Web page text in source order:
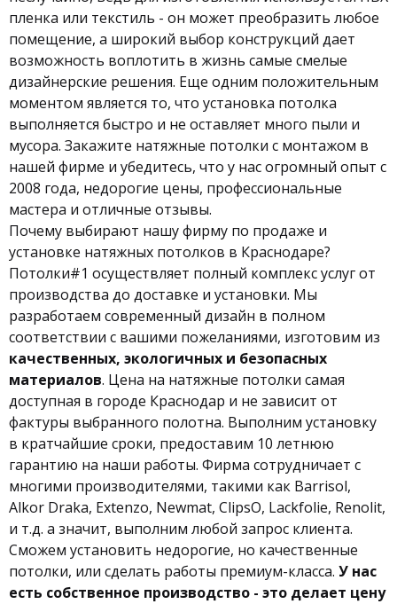
пленка или текстиль - он может преобразить любое
помещение, а широкий выбор конструкций дает
возможность воплотить в жизнь самые смелые
дизайнерские решения. Еще одним положительным
моментом является то, что установка потолка
выполняется быстро и не оставляет много пыли и
мусора. Закажите натяжные потолки с монтажом в
нашей фирме и убедитесь, что у нас огромный опыт с
2008 года, недорогие цены, профессиональные
мастера и отличные отзывы.
Почему выбирают нашу фирму по продаже и
установке натяжных потолков в Краснодаре?
Потолки#1 осуществляет полный комплекс услуг от
производства до доставке и установки. Мы
разработаем современный дизайн в полном
соответствии с вашими пожеланиями, изготовим из
качественных, экологичных и безопасных
материалов. Цена на натяжные потолки самая
доступная в городе Краснодар и не зависит от
фактуры выбранного полотна. Выполним установку
в кратчайшие сроки, предоставим 10 летнюю
гарантию на наши работы. Фирма сотрудничает с
многими производителями, такими как Barrisol,
Alkor Draka, Extenzo, Newmat, ClipsO, Lackfolie, Renolit,
и т.д. а значит, выполним любой запрос клиента.
Сможем установить недорогие, но качественные
потолки, или сделать работы премиум-класса. У нас
есть собственное производство - это делает цену